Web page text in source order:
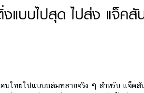
แบบไปสุด ไปส่ง แจ็ค
ยไปแบบถล่มทลายจริง ๆ สำหรับ แจ็คสัน